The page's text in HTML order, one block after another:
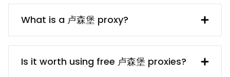
What is a 卢森堡 proxy?
A 卢森堡 IP address provided by a proxy
server. In turn, the proxy server obtains
said IP address from a UK resident. Using
Is it worth using free 卢森堡 proxies?